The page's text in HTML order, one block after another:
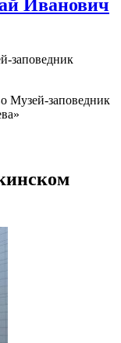
Иванович
заповедник
Музей-заповедник